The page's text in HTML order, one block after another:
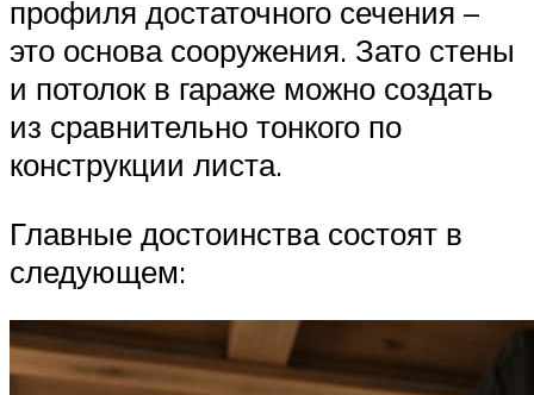
профиля достаточного сечения –
это основа сооружения. Зато стены
и потолок в гараже можно создать
из сравнительно тонкого по
конструкции листа.
Главные достоинства состоят в
следующем: